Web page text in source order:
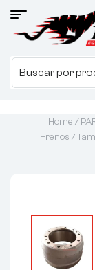
Home /
Frenos /